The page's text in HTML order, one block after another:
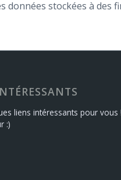
données stockées à des
liens intéressants pour vous
:)